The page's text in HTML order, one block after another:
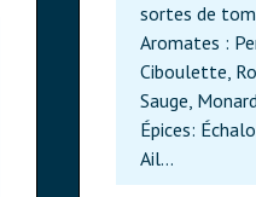
sortes de
Aromates :
Ciboulette,
Sauge,
Épices:
Ail…